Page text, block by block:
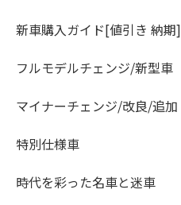
新車購入ガイド[値引き 納期]
フルモデルチェンジ/新型車
マイナーチェンジ/改良/追加
特別仕様車
時代を彩った名車と迷車